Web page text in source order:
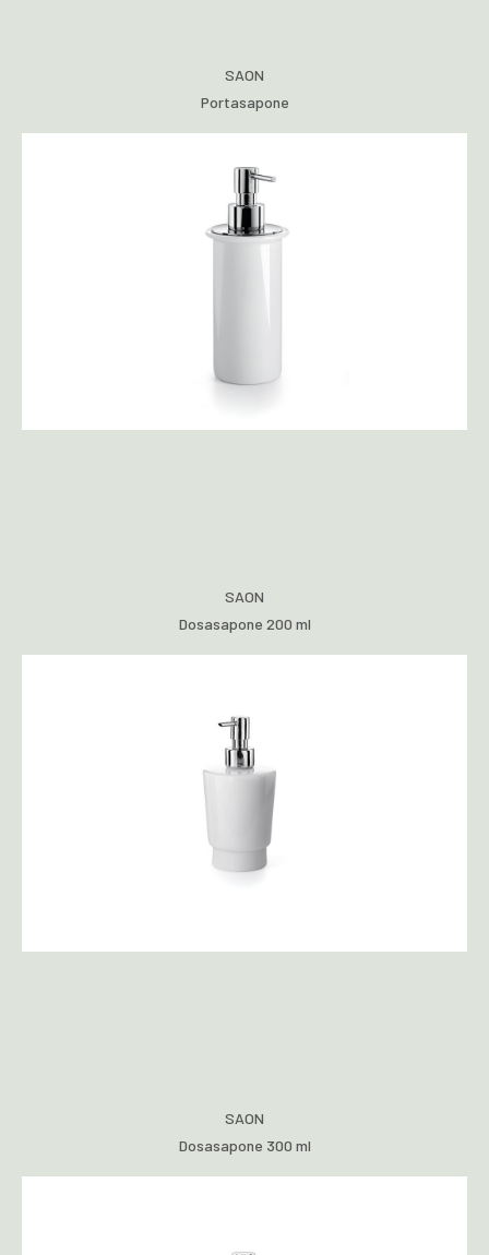
SAON
Portasapone
SAON
Dosasapone 200 ml
SAON
Dosasapone 300 ml